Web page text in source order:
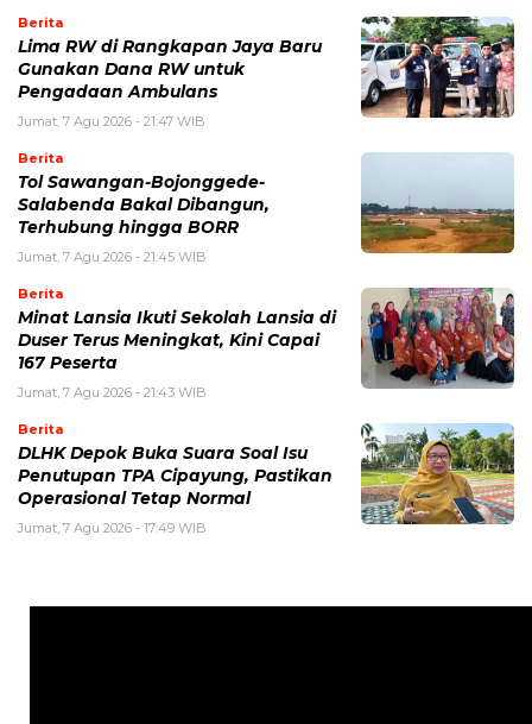
Berita
Lima RW di Rangkapan Jaya Baru
Gunakan Dana RW untuk
Pengadaan Ambulans
Jumat, 7 Agu 2026 - 21:47 WIB
Berita
Tol Sawangan-Bojonggede-
Salabenda Bakal Dibangun,
Terhubung hingga BORR
Jumat, 7 Agu 2026 - 21:45 WIB
Berita
Minat Lansia Ikuti Sekolah Lansia di
Duser Terus Meningkat, Kini Capai
167 Peserta
Jumat, 7 Agu 2026 - 21:43 WIB
Berita
DLHK Depok Buka Suara Soal Isu
Penutupan TPA Cipayung, Pastikan
Operasional Tetap Normal
Jumat, 7 Agu 2026 - 17:49 WIB